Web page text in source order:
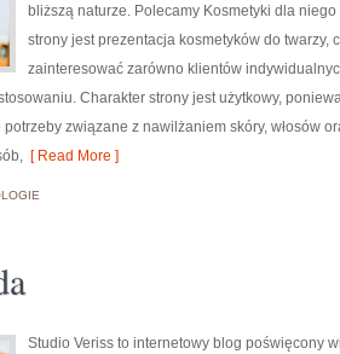
bliższą naturze. Polecamy Kosmetyki dla
strony jest prezentacja kosmetyków do twarzy,
zainteresować zarówno klientów
Charakter strony jest użytkowy,
związane z nawilżaniem skóry, włosów
[ Read More ]
Studio Veriss to internetowy blog poświęcony